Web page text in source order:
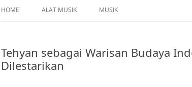
HOME ALAT MUSIK MUSIK
Tehyan sebagai Warisan Budaya
Dilestarikan